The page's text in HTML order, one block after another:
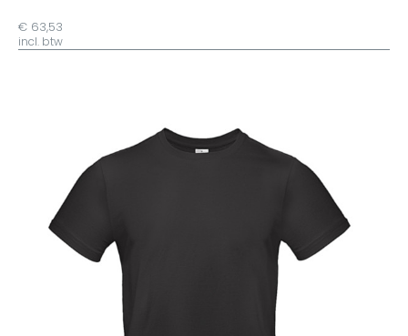
€ 63,53
incl. btw